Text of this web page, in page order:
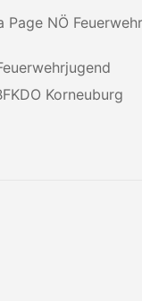
NÖ
Korneuburg